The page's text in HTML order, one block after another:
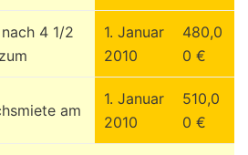
4 1/2
1. Januar
2010
480,0
0 €
am
1. Januar
2010
510,0
0 €